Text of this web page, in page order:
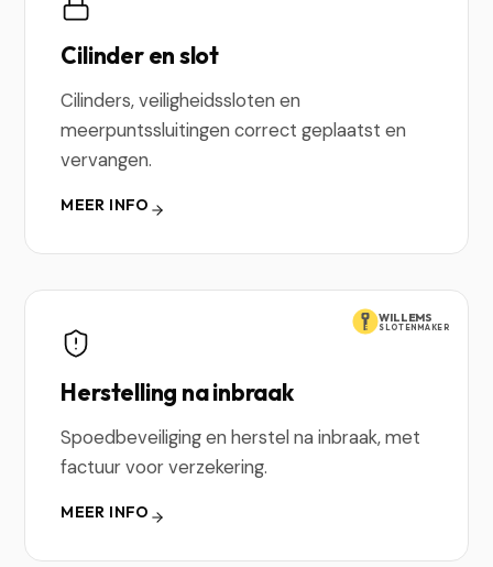
Cilinder en slot
Cilinders, veiligheidssloten en
meerpuntssluitingen correct geplaatst en
vervangen.
MEER INFO
WILLEMS
SLOTENMAKER
Herstelling na inbraak
Spoedbeveiliging en herstel na inbraak, met
factuur voor verzekering.
MEER INFO